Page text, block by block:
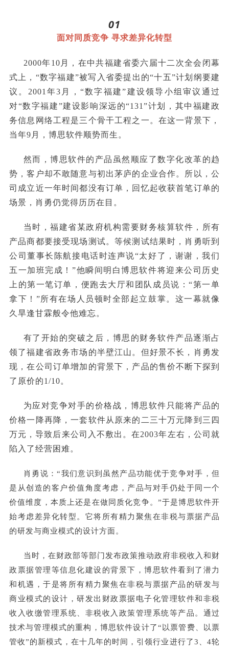
01
面对同质竞争 寻求差异化转型
2000年10月，在中共福建省委六届十二次全会闭幕
式上，“数字福建”被写入省委提出的“十五”计划纲要建
议。2001年3月，“数字福建”建设领导小组审议通过
对“数字福建”建设影响深远的“131”计划，其中福建政
务信息网络工程是三个骨干工程之一。在这一背景下，
当年9月，博思软件顺势而生。
然而，博思软件的产品虽然顺应了数字化改革的趋
势，客户却不敢随意与初出茅庐的企业合作。所以，公
司成立近一年时间都没有订单，回忆起收获首笔订单的
场景，肖勇仍觉得历历在目。
当时，福建省某政府机构需要财务核算软件，所有
产品商都要接受现场测试。等候测试结果时，肖勇听到
公司董事长陈航接电话时连声说“太好了，谢谢，我们
五一加班完成！”他瞬间明白博思软件将迎来公司历史
上的第一笔订单，便跑去大厅和团队成员说：“第一单
拿下！”所有在场人员顿时全部起立鼓掌。这一幕就像
久旱逢甘霖般令他难忘。
有了开始的突破之后，博思的财务软件产品逐渐占
领了福建省政务市场的半壁江山。但好景不长，肖勇发
现，在公司订单增加的背景下，产品的售价不断下探到
了原价的1/10。
为应对竞争对手的价格战，博思软件只能将产品的
价格一降再降，一套软件从原来的二三十万元降到三四
万元，导致后来公司入不敷出。在2003年左右，公司就
陷入了经营困难。
肖勇说：“我们意识到虽然产品功能优于竞争对手，但
是从创造的客户价值角度考虑，产品与对手仍处于同一个
价值维度，本质上还是在做同质化竞争。”于是博思软件开
始考虑差异化转型。它将所有精力聚焦在非税与票据产品
的研发与商业模式的设计方面。
当时，在财政部等部门发布政策推动政府非税收入和财
政票据管理等信息化建设的背景下，博思软件看到了潜力
和机遇，于是将所有精力聚焦在非税与票据产品的研发与
商业模式的设计，研发出财政票据电子化管理软件和非税
收入收缴管理系统、非税收入政策管理系统等产品。通过
技术与管理模式的重构，博思软件设计了“以票管费、以票
管收”的新模式，在十几年的时间，引领行业进行了3、4轮